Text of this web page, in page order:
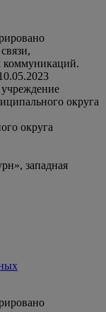
коммуникаций.
округа
округа
западная